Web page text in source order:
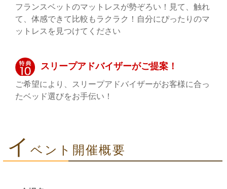
フランスベットのマットレスが勢ぞろい！見て、触れ
て、体感できて比較もラクラク！自分にぴったりのマ
ットレスを見つけてください
スリープアドバイザーがご提案！
ご希望により、スリープアドバイザーがお客様に合っ
たベッド選びをお手伝い！
イベント開催概要